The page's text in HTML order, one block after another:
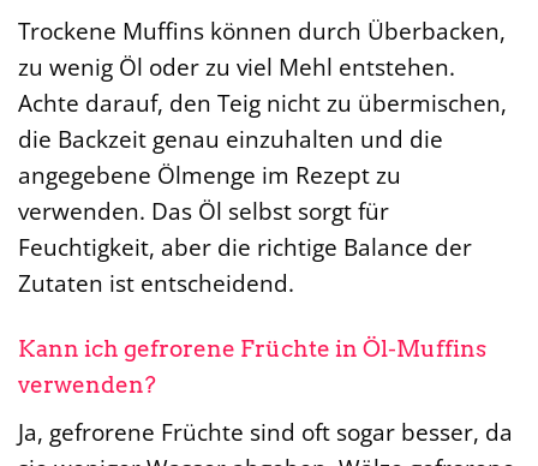
Trockene Muffins können durch Überbacken,
zu wenig Öl oder zu viel Mehl entstehen.
Achte darauf, den Teig nicht zu übermischen,
die Backzeit genau einzuhalten und die
angegebene Ölmenge im Rezept zu
verwenden. Das Öl selbst sorgt für
Feuchtigkeit, aber die richtige Balance der
Zutaten ist entscheidend.
Kann ich gefrorene Früchte in Öl-Muffins
verwenden?
Ja, gefrorene Früchte sind oft sogar besser, da